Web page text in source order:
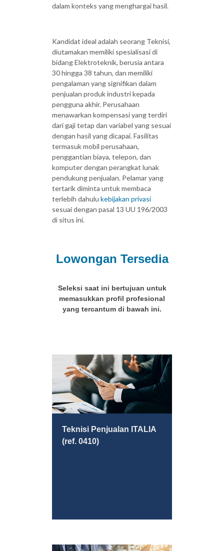
dalam konteks yang menghargai hasil.
Kandidat ideal adalah seorang Teknisi,
diutamakan memiliki spesialisasi di
bidang Elektroteknik, berusia antara
30 hingga 38 tahun, dan memiliki
pengalaman yang signifikan dalam
penjualan produk industri kepada
pengguna akhir. Perusahaan
menawarkan kompensasi yang terdiri
dari gaji tetap dan variabel yang sesuai
dengan hasil yang dicapai. Fasilitas
termasuk mobil perusahaan,
penggantian biaya, telepon, dan
komputer dengan perangkat lunak
pendukung penjualan. Pelamar yang
tertarik diminta untuk membaca
terlebih dahulu kebijakan privasi
sesuai dengan pasal 13 UU 196/2003
di situs ini.
Lowongan Tersedia
Seleksi saat ini bertujuan untuk
memasukkan profil profesional
yang tercantum di bawah ini.
Teknisi Penjualan ITALIA
(ref. 0410)